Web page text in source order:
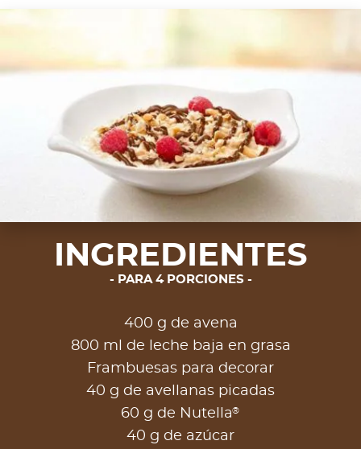
INGREDIENTES
PARA 4 PORCIONES
400 g de avena
800 ml de leche baja en grasa
Frambuesas para decorar
40 g de avellanas picadas
60 g de Nutella®
40 g de azúcar